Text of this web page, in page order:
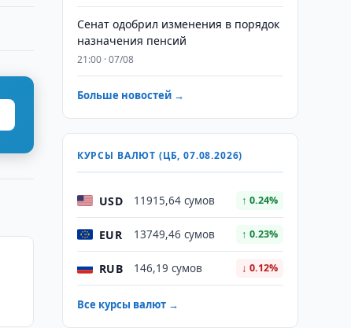
Сенат одобрил изменения в порядок
назначения пенсий
21:00 · 07/08
Больше новостей →
КУРСЫ ВАЛЮТ (ЦБ, 07.08.2026)
USD 11915,64 сумов ↑ 0.24%
EUR 13749,46 сумов ↑ 0.23%
RUB 146,19 сумов ↓ 0.12%
Все курсы валют →